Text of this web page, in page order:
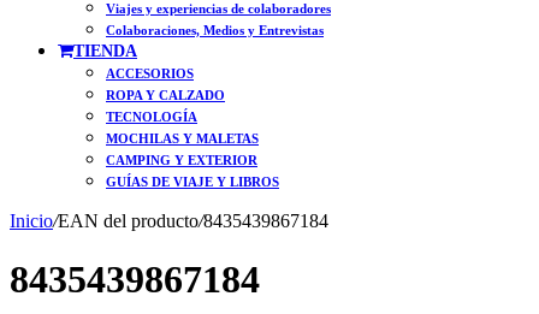
Viajes y experiencias de colaboradores
Colaboraciones, Medios y Entrevistas
TIENDA
ACCESORIOS
ROPA Y CALZADO
TECNOLOGÍA
MOCHILAS Y MALETAS
CAMPING Y EXTERIOR
GUÍAS DE VIAJE Y LIBROS
Inicio/EAN del producto/8435439867184
8435439867184